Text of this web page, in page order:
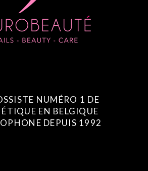
NUMÉRO 1 DE
EN BELGIQUE
DEPUIS 1992